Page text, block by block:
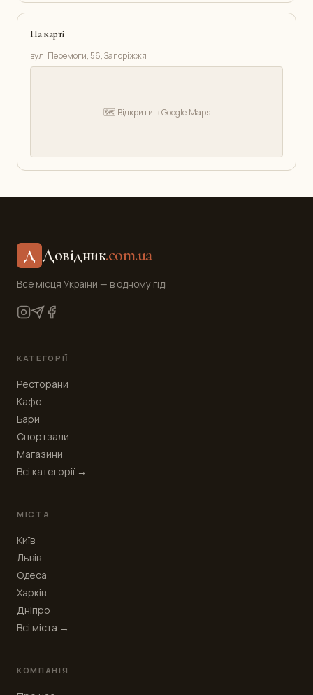
На карті
вул. Перемоги, 56, Запоріжжя
🗺️ Відкрити в Google Maps
Д Довідник.com.ua
Все місця України — в одному гіді
КАТЕГОРІЇ
Ресторани
Кафе
Бари
Спортзали
Магазини
Всі категорії →
МІСТА
Київ
Львів
Одеса
Харків
Дніпро
Всі міста →
КОМПАНІЯ